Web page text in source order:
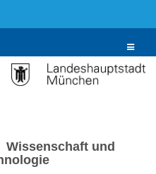
Toggle
Wissenschaft und